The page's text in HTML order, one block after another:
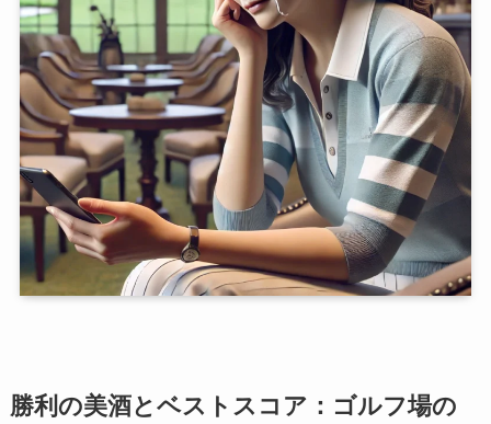
勝利の美酒とベストスコア：ゴルフ場の